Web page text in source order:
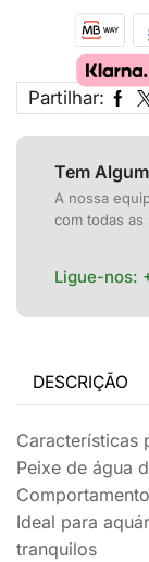
Partilhar:
Tem
A nossa
com todas as
Ligue-nos:
DESCRIÇÃO
Características
Peixe de água
Ideal para
tranquilos